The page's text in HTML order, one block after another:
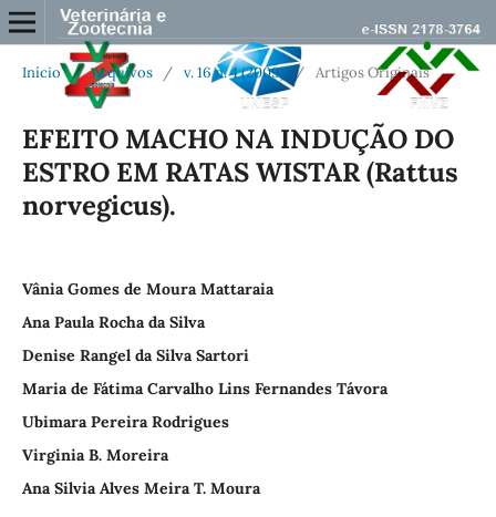
Início / Arquivos / v. 16 n. 4 (2009) / Artigos Originais
EFEITO MACHO NA INDUÇÃO DO
ESTRO EM RATAS WISTAR (Rattus
norvegicus).
Vânia Gomes de Moura Mattaraia
Ana Paula Rocha da Silva
Denise Rangel da Silva Sartori
Maria de Fátima Carvalho Lins Fernandes Távora
Ubimara Pereira Rodrigues
Virginia B. Moreira
Ana Silvia Alves Meira T. Moura